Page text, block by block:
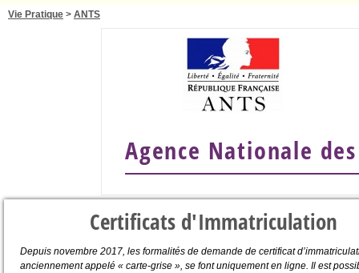
Vie Pratique > ANTS
Agence Nationale
Certificats d'Immatriculation
Depuis novembre 2017, les formalités de demande de certificat
anciennement appelé « carte-grise », se font uniquement en ligne. Il est